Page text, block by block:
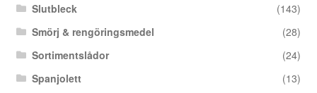
Slutbleck
(143)
Smörj & rengöringsmedel
(28)
Sortimentslådor
(24)
Spanjolett
(13)